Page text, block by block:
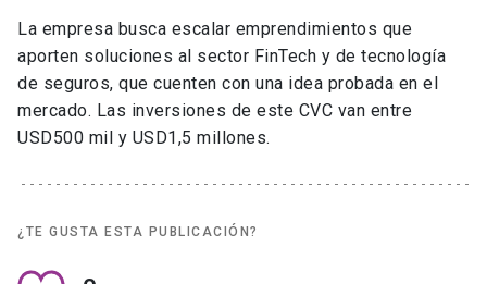
La empresa busca escalar emprendimientos que
aporten soluciones al sector FinTech y de tecnología
de seguros, que cuenten con una idea probada en el
mercado. Las inversiones de este CVC van entre
USD500 mil y USD1,5 millones.
¿TE GUSTA ESTA PUBLICACIÓN?